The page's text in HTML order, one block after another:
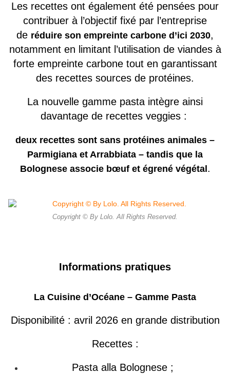
Les recettes ont également été pensées pour
contribuer à l’objectif fixé par l’entreprise
de réduire son empreinte carbone d’ici 2030,
notamment en limitant l’utilisation de viandes à
forte empreinte carbone tout en garantissant
des recettes sources de protéines.
La nouvelle gamme pasta intègre ainsi
davantage de recettes veggies :
deux recettes sont sans protéines animales –
Parmigiana et Arrabbiata – tandis que la
Bolognese associe bœuf et égrené végétal .
Copyright © By Lolo. All Rights Reserved.
Informations pratiques
La Cuisine d’Océane – Gamme Pasta
Disponibilité : avril 2026 en grande distribution
Recettes :
Pasta alla Bolognese ;